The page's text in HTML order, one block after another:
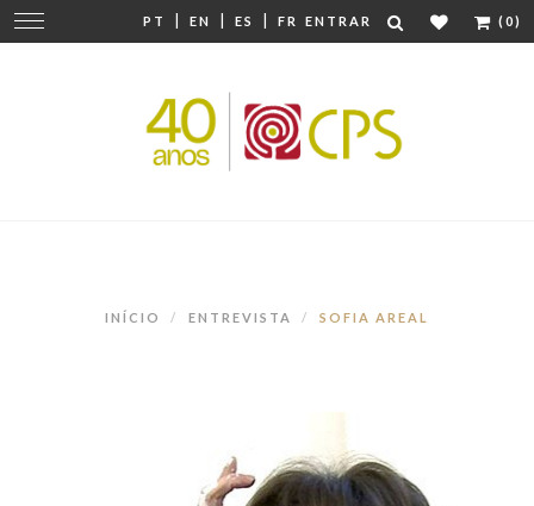
PT | EN | ES | FR ENTRAR (0)
Mudar
navegação
INÍCIO ENTREVISTA SOFIA AREAL